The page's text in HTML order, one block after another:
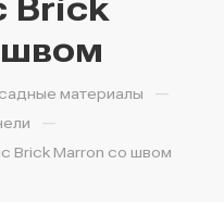
материалы —
—
Brick Marron со швом